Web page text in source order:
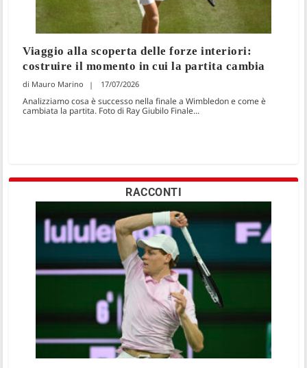
Viaggio alla scoperta delle forze interiori:
costruire il momento in cui la partita cambia
Mauro Marino 17/07/2026
Analizziamo cosa è successo nella finale a Wimbledon e come è
cambiata la partita. Foto di Ray Giubilo Finale...
RACCONTI